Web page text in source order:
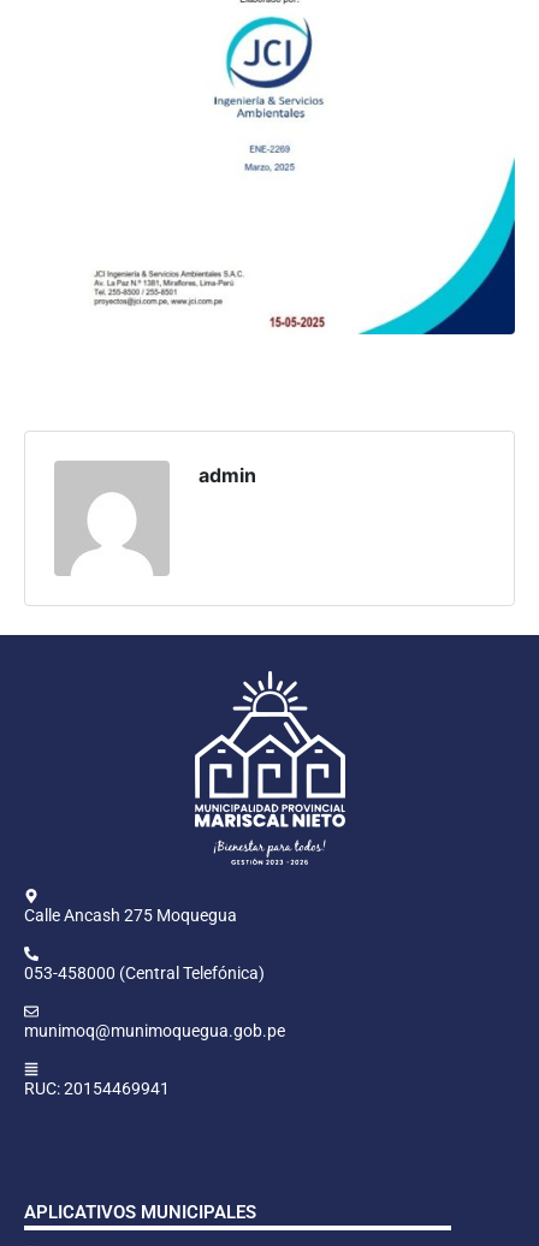
admin
Calle Ancash 275 Moquegua
053-458000 (Central Telefónica)
munimoq@munimoquegua.gob.pe
RUC: 20154469941
APLICATIVOS MUNICIPALES